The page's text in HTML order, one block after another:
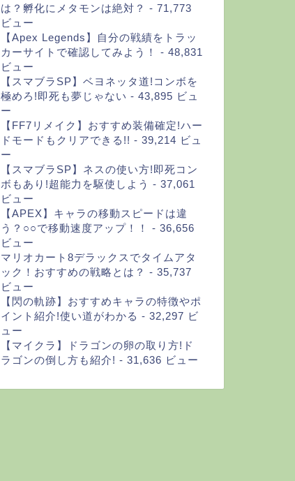
は？孵化にメタモンは絶対？ - 71,773
ビュー
【Apex Legends】自分の戦績をトラッ
カーサイトで確認してみよう！
- 48,831
ビュー
【スマブラSP】ベヨネッタ道!コンボを
極めろ!即死も夢じゃない - 43,895 ビュ
ー
【FF7リメイク】おすすめ装備確定!ハー
ドモードもクリアできる!! - 39,214 ビュ
ー
【スマブラSP】ネスの使い方!即死コン
ボもあり!超能力を駆使しよう - 37,061
ビュー
【APEX】キャラの移動スピードは違
う？○○で移動速度アップ！！
- 36,656
ビュー
マリオカート8デラックスでタイムアタ
ック！おすすめの戦略とは？ - 35,737
ビュー
【閃の軌跡】おすすめキャラの特徴やポ
イント紹介!使い道がわかる - 32,297 ビ
ュー
【マイクラ】ドラゴンの卵の取り方!ド
ラゴンの倒し方も紹介! - 31,636 ビュー